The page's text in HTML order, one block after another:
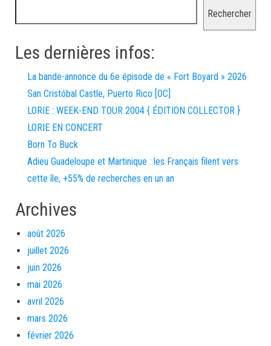
Rechercher
Les dernières infos:
La bande-annonce du 6e épisode de « Fort Boyard » 2026
San Cristóbal Castle, Puerto Rico [OC]
LORIE : WEEK-END TOUR 2004 { ÉDITION COLLECTOR }
LORIE EN CONCERT
Born To Buck
Adieu Guadeloupe et Martinique : les Français filent vers
cette île, +55% de recherches en un an
Archives
août 2026
juillet 2026
juin 2026
mai 2026
avril 2026
mars 2026
février 2026